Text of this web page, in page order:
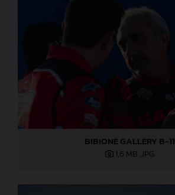
BIBIONE GALLERY B-11
1,6 MB .JPG